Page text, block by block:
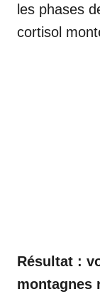
les phases
cortisol
Résultat :
montagnes